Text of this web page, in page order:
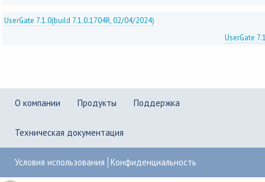
UserGate 7.1.0(build 7.1.0.1704R, 02/04/2024)
UserGate
О компании Продукты Поддержка
Техническая документация
Условия использования Конфиденциальность